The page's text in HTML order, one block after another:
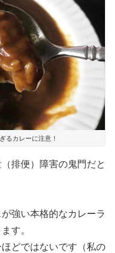
るカレーに注意！
排便）障害の鬼門だと
強い本格的なカレーラ
す。
どではないです（私の